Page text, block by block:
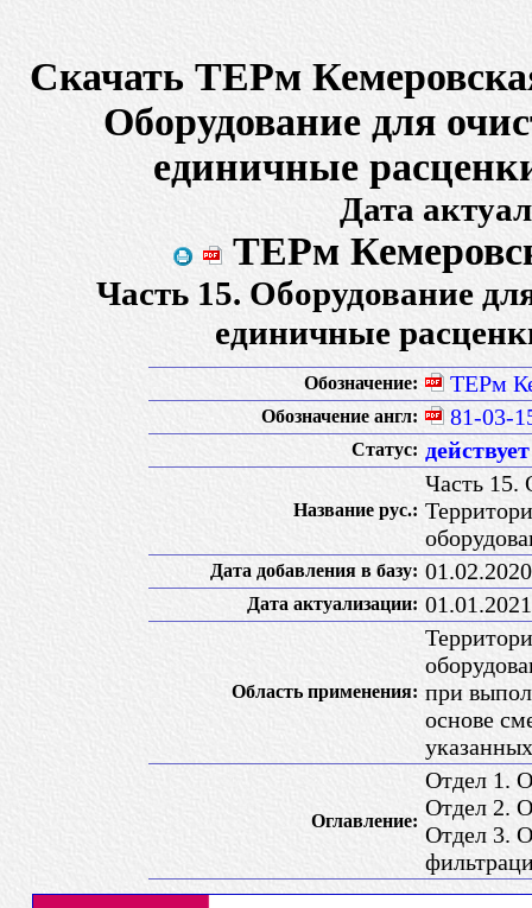
Скачать ТЕРм
Оборудование для
единичные
Дата
ТЕРм
Часть 15. Оборудование
единичные
Обозначение: ТЕРм
Обозначение англ: 81-03-
Статус: действует
Название рус.:
Часть 15.
Дата добавления в базу: 01.02.2020
Дата актуализации: 01.01.2021
Область применения: при
основе
Оглавление:
Отдел 1.
Отдел 2.
Отдел 3.